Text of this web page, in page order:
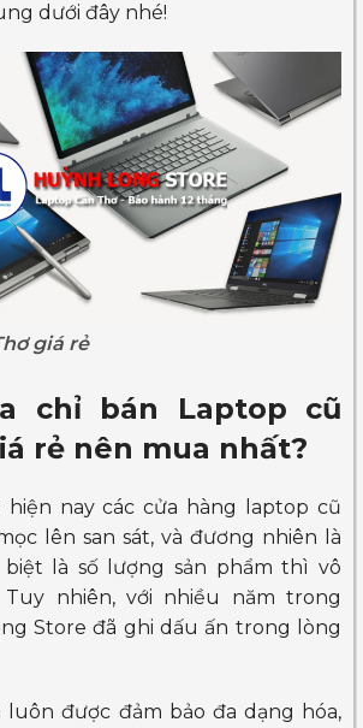
dưới đây nhé!
giá rẻ
chỉ bán Laptop cũ
rẻ nên mua nhất?
nay các cửa hàng laptop cũ
lên san sát, và đương nhiên là
là số lượng sản phẩm thì vô
nhiên, với nhiều năm trong
Store đã ghi dấu ấn trong lòng
luôn được đảm bảo đa dạng hóa,